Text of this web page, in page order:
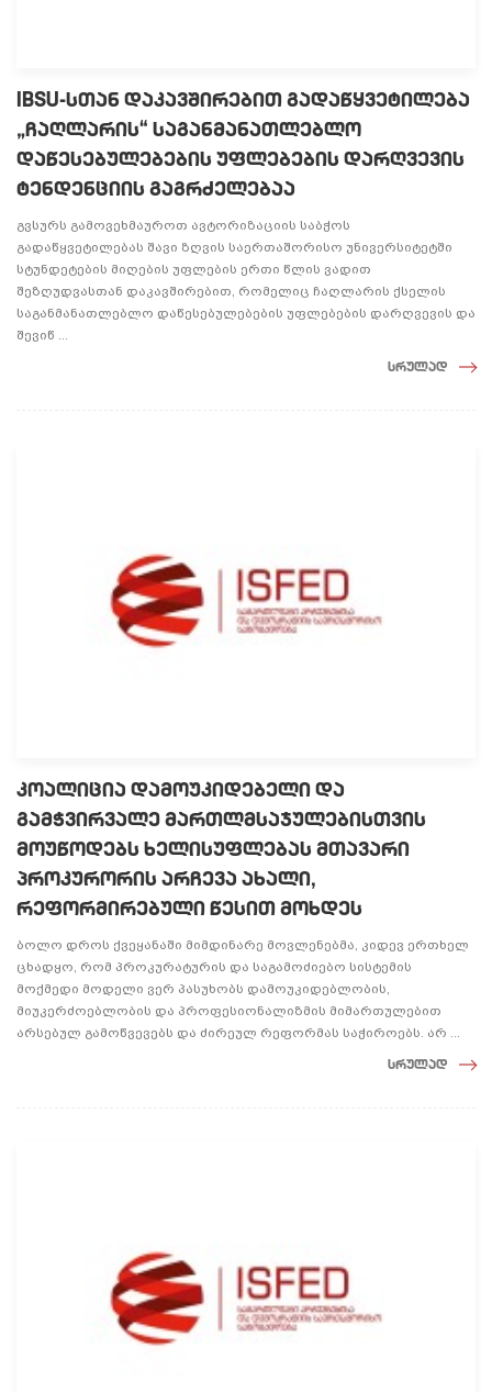
IBSU-სთან დაკავშირებით გადაწყვეტილება
„ჩაღლარის“ საგანმანათლებლო
დაწესებულებების უფლებების დარღვევის
ტენდენციის გაგრძელებაა
გვსურს გამოვეხმაუროთ ავტორიზაციის საბჭოს
გადაწყვეტილებას შავი ზღვის საერთაშორისო უნივერსიტეტში
სტუნდეტების მიღების უფლების ერთი წლის ვადით
შეზღუდვასთან დაკავშირებით, რომელიც ჩაღლარის ქსელის
საგანმანათლებლო დაწესებულებების უფლებების დარღვევის და
შევიწ ...
სრულად
კოალიცია დამოუკიდებელი და
გამჭვირვალე მართლმსაჯულებისთვის
მოუწოდებს ხელისუფლებას მთავარი
პროკურორის არჩევა ახალი,
რეფორმირებული წესით მოხდეს
ბოლო დროს ქვეყანაში მიმდინარე მოვლენებმა, კიდევ ერთხელ
ცხადყო, რომ პროკურატურის და საგამოძიებო სისტემის
მოქმედი მოდელი ვერ პასუხობს დამოუკიდებლობის,
მიუკერძოებლობის და პროფესიონალიზმის მიმართულებით
არსებულ გამოწვევებს და ძირეულ რეფორმას საჭიროებს. არ ...
სრულად